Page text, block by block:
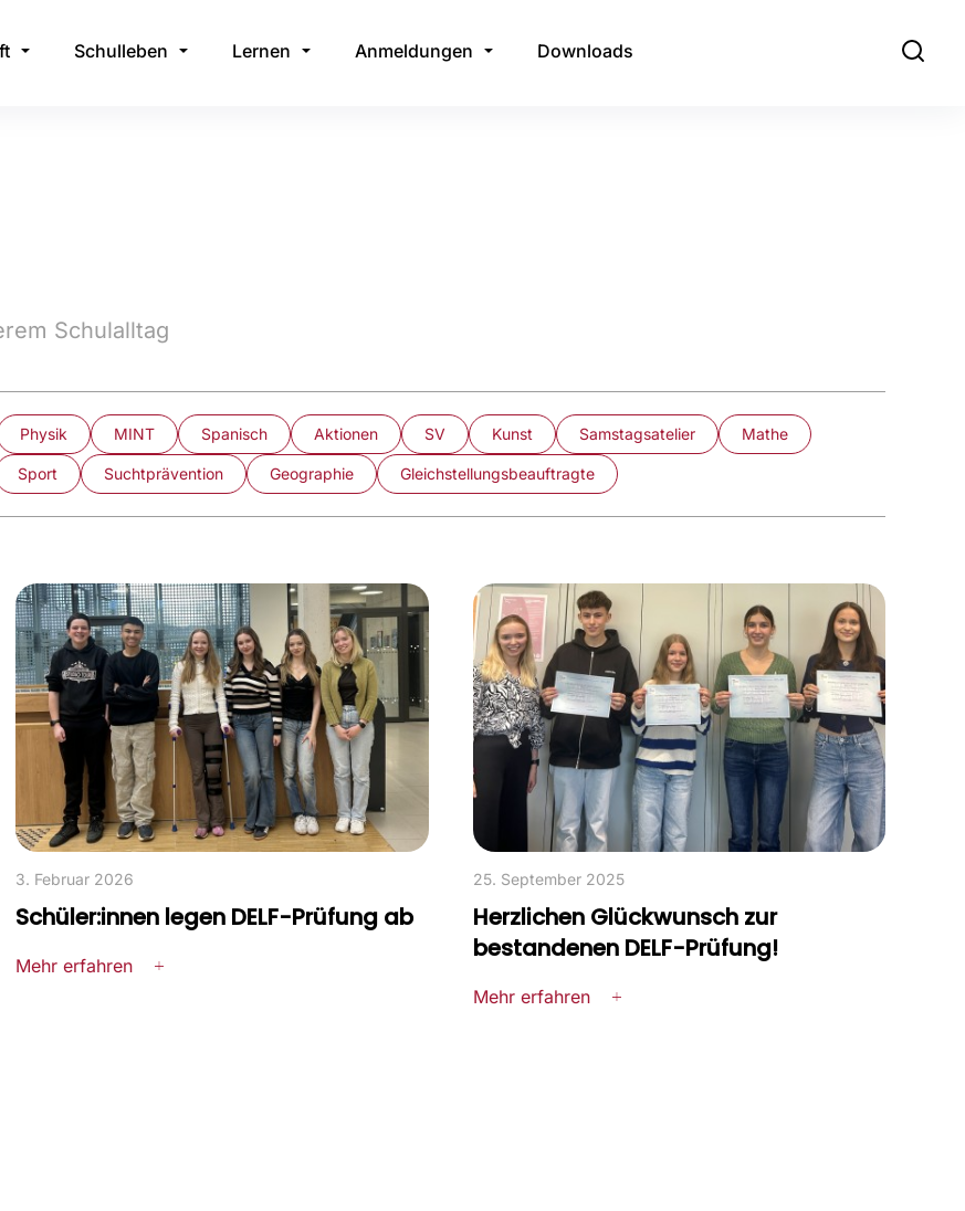
Schulleben Lernen Anmeldungen Downloads
Schulalltag
Physik MINT Spanisch Aktionen SV Kunst Samstagsatelier Mathe
Sport Suchtprävention Geographie Gleichstellungsbeauftragte
3. Februar 2026
Schüler:innen legen DELF-Prüfung ab
Mehr erfahren
25. September 2025
Herzlichen Glückwunsch zur
bestandenen DELF-Prüfung!
Mehr erfahren